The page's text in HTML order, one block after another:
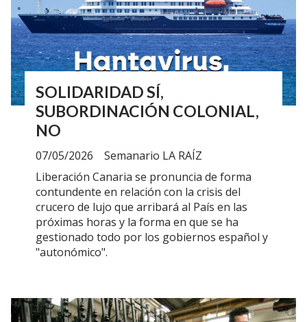
SOLIDARIDAD SÍ,
SUBORDINACIÓN COLONIAL,
NO
Semanario LA RAÍZ
07/05/2026
Liberación Canaria se pronuncia de forma
contundente en relación con la crisis del
crucero de lujo que arribará al País en las
próximas horas y la forma en que se ha
gestionado todo por los gobiernos español y
"autonómico".